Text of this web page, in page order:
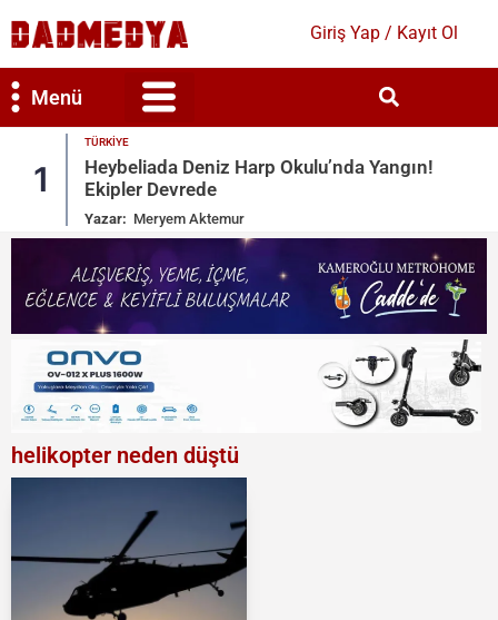
Giriş Yap / Kayıt Ol
Menü
1
TÜRKIYE
Heybeliada Deniz Harp Okulu’nda Yangın!
Ekipler Devrede
Yazar: Meryem Aktemur
helikopter neden düştü